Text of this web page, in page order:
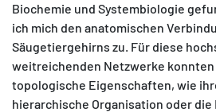
Biochemie und Systembiologie
ich mich den anatomischen
Säugetiergehirns zu. Für diese
weitreichenden Netzwerke
topologische Eigenschaften, wie
hierarchische Organisation oder die